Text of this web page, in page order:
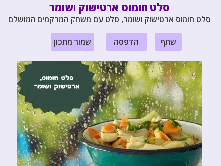
סלט חומוס ארטישוק ושומר
סלט חומוס ארטישוק ושומר, סלט עם משחק המרקמים המושלם
שתף הדפסה שמור מתכון